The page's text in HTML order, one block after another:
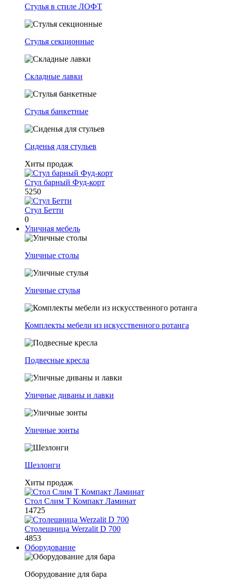
Стулья в стиле ЛОФТ
Стулья секционные
Складные лавки
Стулья банкетные
Сиденья для стульев
Хиты продаж
Стул барный Фуд-корт
5250
Стул Бетти
0
Уличная мебель
Уличные столы
Уличные стулья
Комплекты мебели из искусственного ротанга
Подвесные кресла
Уличные диваны и лавки
Уличные зонты
Шезлонги
Хиты продаж
Стол Слим Т Компакт Ламинат
14725
Столешница Werzalit D 700
4853
Оборудование
Оборудование для бара